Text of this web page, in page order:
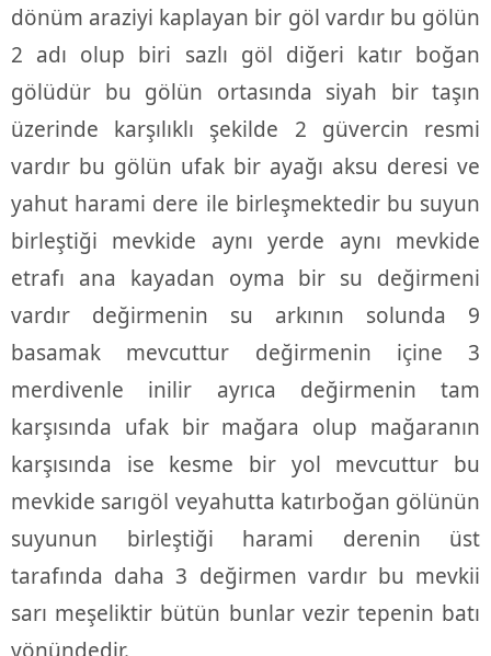
dönüm araziyi kaplayan bir göl vardır bu gölün
2 adı olup biri sazlı göl diğeri katır boğan
gölüdür bu gölün ortasında siyah bir taşın
üzerinde karşılıklı şekilde 2 güvercin resmi
vardır bu gölün ufak bir ayağı aksu deresi ve
yahut harami dere ile birleşmektedir bu suyun
birleştiği mevkide aynı yerde aynı mevkide
etrafı ana kayadan oyma bir su değirmeni
vardır değirmenin su arkının solunda 9
basamak mevcuttur değirmenin içine 3
merdivenle inilir ayrıca değirmenin tam
karşısında ufak bir mağara olup mağaranın
karşısında ise kesme bir yol mevcuttur bu
mevkide sarıgöl veyahutta katırboğan gölünün
suyunun birleştiği harami derenin üst
tarafında daha 3 değirmen vardır bu mevkii
sarı meşeliktir bütün bunlar vezir tepenin batı